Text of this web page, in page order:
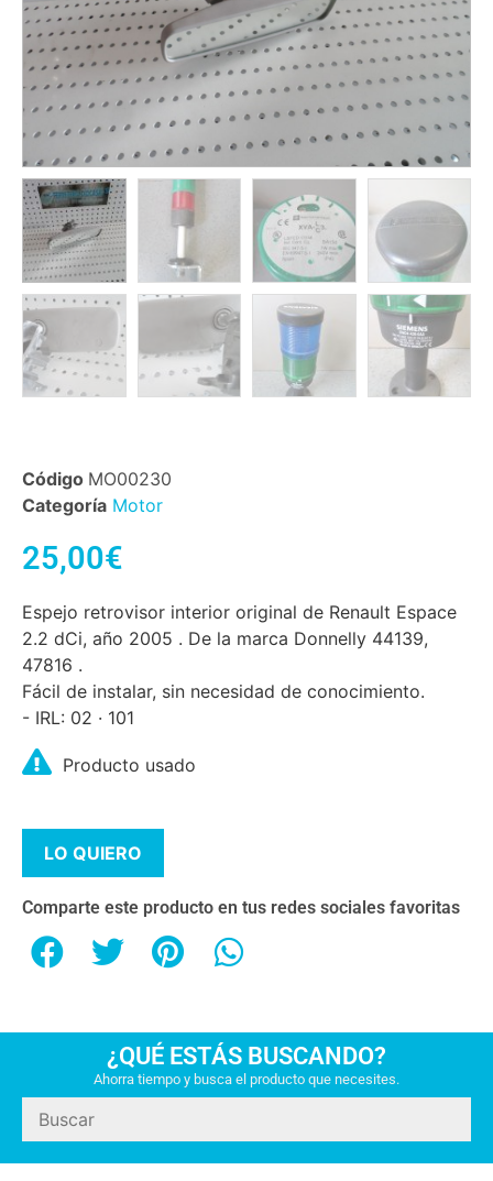
Código MO00230
Categoría Motor
25,00€
Espejo retrovisor interior original de Renault Espace
2.2 dCi, año 2005 . De la marca Donnelly 44139,
47816 .
Fácil de instalar, sin necesidad de conocimiento.
- IRL: 02 · 101
Producto usado
LO QUIERO
Comparte este producto en tus redes sociales favoritas
¿QUÉ ESTÁS BUSCANDO?
Ahorra tiempo y busca el producto que necesites.